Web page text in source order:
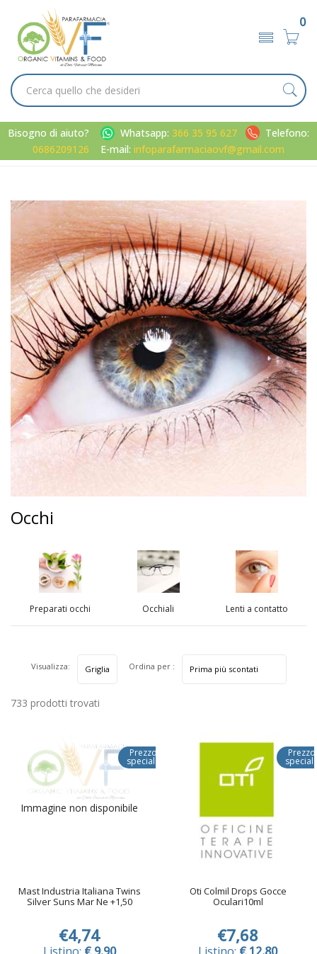
0
Bisogno di aiuto? Whatsapp: 366 35 95 627
Telefono:
0686209126
E-mail: infoparafarmaciaovf@gmail.com
Occhi
Preparati occhi Occhiali Lenti a contatto
733 prodotti trovati
Visualizza: Ordina per :
Immagine non disponibile
Prezzo
speciale
Mast Industria Italiana Twins
Silver Suns Mar Ne +1,50
€4,74
Prezzo
Oti Colmil Drops Gocce
Oculari10ml
€7,68